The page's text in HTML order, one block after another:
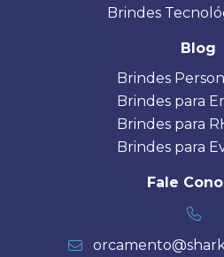
Brindes
Blog
Brindes
Brindes para
Brindes para
Brindes para
Fale